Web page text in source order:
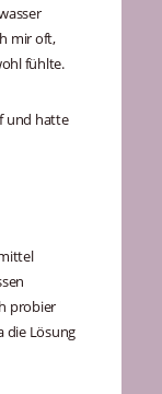
mir oft,
fühlte.
und hatte
probier
die Lösung